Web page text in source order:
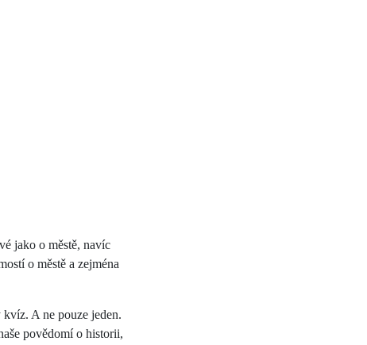
jako o městě, navíc
o městě a zejména
A ne pouze jeden.
povědomí o historii,